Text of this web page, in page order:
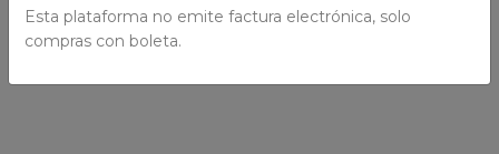
AUTORES
Esta plataforma no emite factura electrónica, solo
compras con boleta.